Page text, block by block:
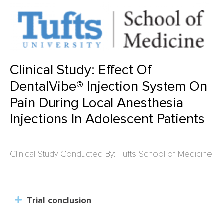
Clinical Study: Effect Of
DentalVibe® Injection System On
Pain During Local Anesthesia
Injections In Adolescent Patients
Clinical Study Conducted By: Tufts School of Medicine
Trial conclusion